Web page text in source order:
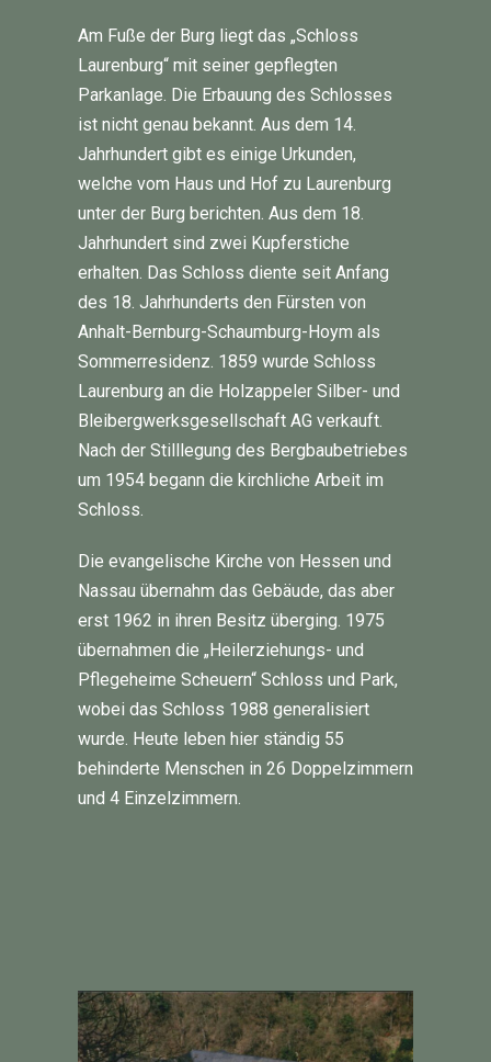
Am Fuße der Burg liegt das „Schloss
Laurenburg“ mit seiner gepflegten
Parkanlage. Die Erbauung des Schlosses
ist nicht genau bekannt. Aus dem 14.
Jahrhundert gibt es einige Urkunden,
welche vom Haus und Hof zu Laurenburg
unter der Burg berichten. Aus dem 18.
Jahrhundert sind zwei Kupferstiche
erhalten. Das Schloss diente seit Anfang
des 18. Jahrhunderts den Fürsten von
Anhalt-Bernburg-Schaumburg-Hoym als
Sommerresidenz. 1859 wurde Schloss
Laurenburg an die Holzappeler Silber- und
Bleibergwerksgesellschaft AG verkauft.
Nach der Stilllegung des Bergbaubetriebes
um 1954 begann die kirchliche Arbeit im
Schloss.
Die evangelische Kirche von Hessen und
Nassau übernahm das Gebäude, das aber
erst 1962 in ihren Besitz überging. 1975
übernahmen die „Heilerziehungs- und
Pflegeheime Scheuern“ Schloss und Park,
wobei das Schloss 1988 generalisiert
wurde. Heute leben hier ständig 55
behinderte Menschen in 26 Doppelzimmern
und 4 Einzelzimmern.